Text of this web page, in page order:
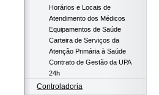
Horários e Locais de
Atendimento dos Médicos
Equipamentos de Saúde
Carteira de Serviços da
Atenção Primária à Saúde
Contrato de Gestão da UPA
24h
Controladoria